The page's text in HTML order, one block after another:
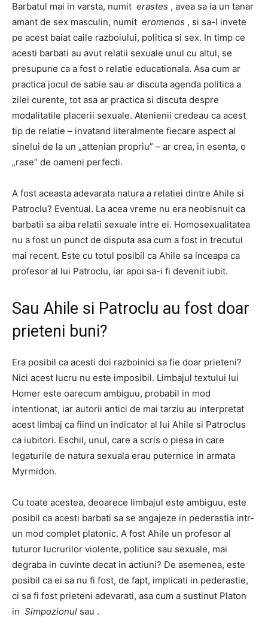
Barbatul mai in varsta, numit erastes , avea sa ia un tanar
amant de sex masculin, numit eromenos , si sa-l invete
pe acest baiat caile razboiului, politica si sex. In timp ce
acesti barbati au avut relatii sexuale unul cu altul, se
presupune ca a fost o relatie educationala. Asa cum ar
practica jocul de sabie sau ar discuta agenda politica a
zilei curente, tot asa ar practica si discuta despre
modalitatile placerii sexuale. Atenienii credeau ca acest
tip de relatie – invatand literalmente fiecare aspect al
sinelui de la un „attenian propriu” – ar crea, in esenta, o
„rase” de oameni perfecti.
A fost aceasta adevarata natura a relatiei dintre Ahile si
Patroclu? Eventual. La acea vreme nu era neobisnuit ca
barbatii sa aiba relatii sexuale intre ei. Homosexualitatea
nu a fost un punct de disputa asa cum a fost in trecutul
mai recent. Este cu totul posibil ca Ahile sa inceapa ca
profesor al lui Patroclu, iar apoi sa-i fi devenit iubit.
Sau Ahile si Patroclu au fost doar
prieteni buni?
Era posibil ca acesti doi razboinici sa fie doar prieteni?
Nici acest lucru nu este imposibil. Limbajul textului lui
Homer este oarecum ambiguu, probabil in mod
intentionat, iar autorii antici de mai tarziu au interpretat
acest limbaj ca fiind un indicator al lui Ahile si Patroclus
ca iubitori. Eschil, unul, care a scris o piesa in care
legaturile de natura sexuala erau puternice in armata
Myrmidon.
Cu toate acestea, deoarece limbajul este ambiguu, este
posibil ca acesti barbati sa se angajeze in pederastia intr-
un mod complet platonic. A fost Ahile un profesor al
tuturor lucrurilor violente, politice sau sexuale, mai
degraba in cuvinte decat in ​​actiuni? De asemenea, este
posibil ca ei sa nu fi fost, de fapt, implicati in pederastie,
ci sa fi fost prieteni adevarati, asa cum a sustinut Platon
in Simpozionul sau .